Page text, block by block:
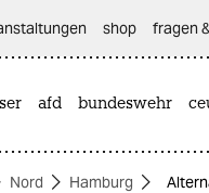
shop fragen
afd bundeswehr
Nord Hamburg